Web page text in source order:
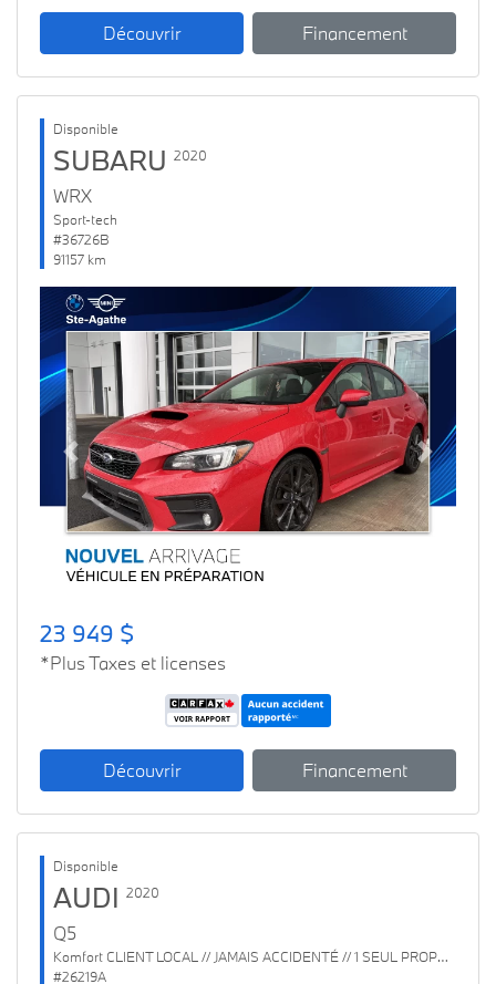
Découvrir Financement
Disponible
SUBARU 2020
WRX
Sport-tech
#36726B
91157 km
Previous Next
23 949 $
*Plus Taxes et licenses
Découvrir Financement
Disponible
AUDI 2020
Q5
Komfort CLIENT LOCAL // JAMAIS ACCIDENTÉ // 1 SEUL PROPRIO
#26219A